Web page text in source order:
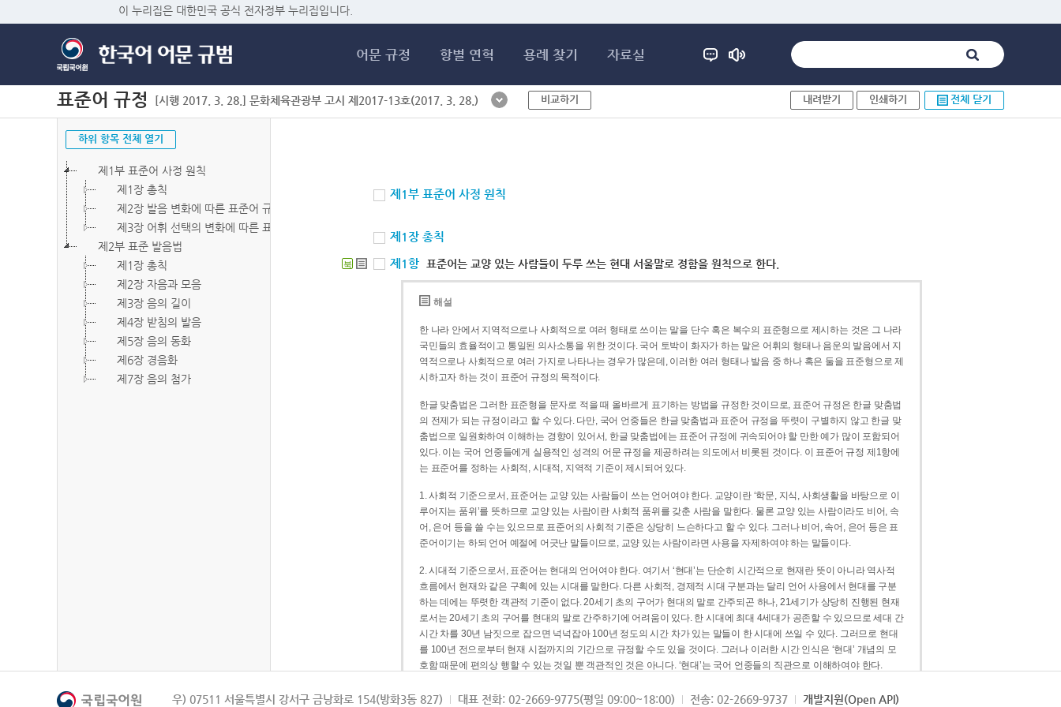
이 누리집은 대한민국 공식 전자정부 누리집입니다.
어문 규정 항별 연혁 용례 찾기 자료실
표준어 규정 [시행 2017. 3. 28.] 문화체육관광부 고시 제2017-13호(2017. 3. 28.) 비교하기 내려받기 인쇄하기 전체 닫기
하위 항목 전체 열기
제1부 표준어 사정 원칙
제1장 총칙
제2장 발음 변화에 따른 표준어 규정
제3장 어휘 선택의 변화에 따른 표준어 규정
제2부 표준 발음법
제1장 총칙
제2장 자음과 모음
제3장 음의 길이
제4장 받침의 발음
제5장 음의 동화
제6장 경음화
제7장 음의 첨가
제1부 표준어 사정 원칙
제1장 총칙
북 제1항 표준어는 교양 있는 사람들이 두루 쓰는 현대 서울말로 정함을 원칙으로 한다.
해설
한 나라 안에서 지역적으로나 사회적으로 여러 형태로 쓰이는 말을 단수 혹은 복수의 표준형으로 제시하는 것은 그 나라
국민들의 효율적이고 통일된 의사소통을 위한 것이다. 국어 토박이 화자가 하는 말은 어휘의 형태나 음운의 발음에서 지
역적으로나 사회적으로 여러 가지로 나타나는 경우가 많은데, 이러한 여러 형태나 발음 중 하나 혹은 둘을 표준형으로 제
시하고자 하는 것이 표준어 규정의 목적이다.
한글 맞춤법은 그러한 표준형을 문자로 적을 때 올바르게 표기하는 방법을 규정한 것이므로, 표준어 규정은 한글 맞춤법
의 전제가 되는 규정이라고 할 수 있다. 다만, 국어 언중들은 한글 맞춤법과 표준어 규정을 뚜렷이 구별하지 않고 한글 맞
춤법으로 일원화하여 이해하는 경향이 있어서, 한글 맞춤법에는 표준어 규정에 귀속되어야 할 만한 예가 많이 포함되어
있다. 이는 국어 언중들에게 실용적인 성격의 어문 규정을 제공하려는 의도에서 비롯된 것이다. 이 표준어 규정 제1항에
는 표준어를 정하는 사회적, 시대적, 지역적 기준이 제시되어 있다.
1. 사회적 기준으로서, 표준어는 교양 있는 사람들이 쓰는 언어여야 한다. 교양이란 ‘학문, 지식, 사회생활을 바탕으로 이
루어지는 품위’를 뜻하므로 교양 있는 사람이란 사회적 품위를 갖춘 사람을 말한다. 물론 교양 있는 사람이라도 비어, 속
어, 은어 등을 쓸 수는 있으므로 표준어의 사회적 기준은 상당히 느슨하다고 할 수 있다. 그러나 비어, 속어, 은어 등은 표
준어이기는 하되 언어 예절에 어긋난 말들이므로, 교양 있는 사람이라면 사용을 자제하여야 하는 말들이다.
2. 시대적 기준으로서, 표준어는 현대의 언어여야 한다. 여기서 ‘현대’는 단순히 시간적으로 현재란 뜻이 아니라 역사적
흐름에서 현재와 같은 구획에 있는 시대를 말한다. 다른 사회적, 경제적 시대 구분과는 달리 언어 사용에서 현대를 구분
하는 데에는 뚜렷한 객관적 기준이 없다. 20세기 초의 구어가 현대의 말로 간주되곤 하나, 21세기가 상당히 진행된 현재
로서는 20세기 초의 구어를 현대의 말로 간주하기에 어려움이 있다. 한 시대에 최대 4세대가 공존할 수 있으므로 세대 간
시간 차를 30년 남짓으로 잡으면 넉넉잡아 100년 정도의 시간 차가 있는 말들이 한 시대에 쓰일 수 있다. 그러므로 현대
를 100년 전으로부터 현재 시점까지의 기간으로 규정할 수도 있을 것이다. 그러나 이러한 시간 인식은 ‘현대’ 개념의 모
호함 때문에 편의상 행할 수 있는 것일 뿐 객관적인 것은 아니다. ‘현대’는 국어 언중들의 직관으로 이해하여야 한다.
3. 지역적 기준으로서, 표준어는 서울말이어야 한다. 이는 표준어의 공용어적 성격을 가장 크게 드러내 주는 기준이다.
우) 07511 서울특별시 강서구 금낭화로 154(방화3동 827) 대표 전화: 02-2669-9775(평일 09:00~18:00) 전송: 02-2669-9737 개발지원(Open API)